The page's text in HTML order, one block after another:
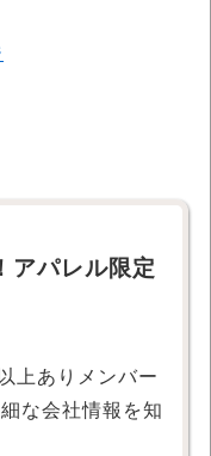
アパレル限定
上ありメンバー
な会社情報を知